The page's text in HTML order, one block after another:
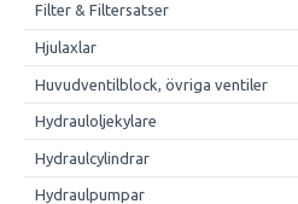
Filter & Filtersatser
Hjulaxlar
Huvudventilblock, övriga ventiler
Hydrauloljekylare
Hydraulcylindrar
Hydraulpumpar